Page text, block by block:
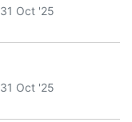
31 Oct '25
31 Oct '25